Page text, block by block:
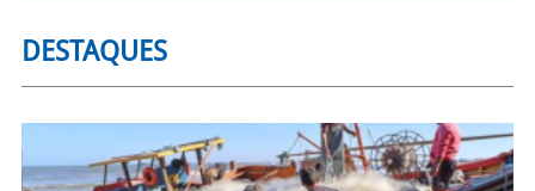
DESTAQUES